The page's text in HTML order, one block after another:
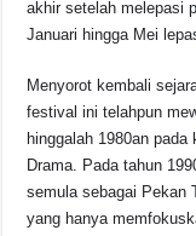
akhir setelah melepasi
Januari hingga Mei
Menyorot kembali
festival ini telahpun
hinggalah 1980an
Drama. Pada tahun
semula sebagai Pekan
yang hanya